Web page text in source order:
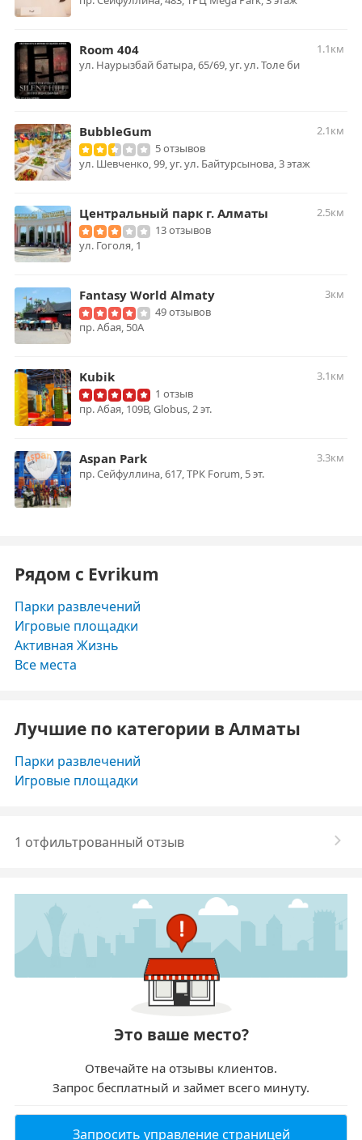
Room 404
1.1км
ул. Наурызбай батыра, 65/69, уг. ул. Толе би
BubbleGum
2.1км
5 отзывов
ул. Шевченко, 99, уг. ул. Байтурсынова, 3 этаж
Центральный парк г. Алматы
2.5км
13 отзывов
ул. Гоголя, 1
Fantasy World Almaty
3км
49 отзывов
пр. Абая, 50А
Kubik
3.1км
1 отзыв
пр. Абая, 109В, ​Globus​​, 2 эт.
Aspan Park
3.3км
пр. ​Сейфуллина, 617, ​ТРК Forum, ​5 эт.
Рядом с Evrikum
Парки развлечений
Игровые площадки
Активная Жизнь
Все места
Лучшие по категории в Алматы
Парки развлечений
Игровые площадки
1 отфильтрованный отзыв
Это ваше место?
Отвечайте на отзывы клиентов.
Запрос бесплатный и займет всего минуту.
Запросить управление страницей